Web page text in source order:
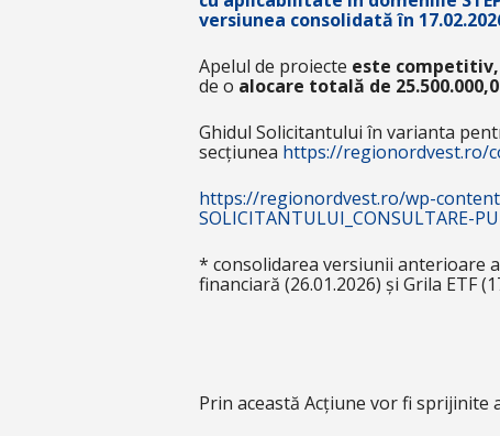
versiunea consolidată în
Apelul de proiecte este
de o alocare totală de
Ghidul Solicitantului în varianta
secțiunea https://regionordvest.ro/
https://regionordvest.ro/wp-
SOLICITANTULUI_CONSULTARE-
* consolidarea versiunii anterioare
financiară (26.01.2026) și Grila ETF
Prin această Acțiune vor fi sprijinite